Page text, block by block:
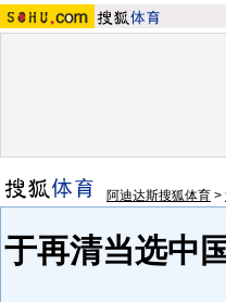
阿迪达斯搜狐体育 >
于再清当选中